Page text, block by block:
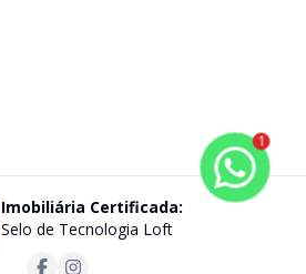
Imobiliária Certificada:
Selo de Tecnologia Loft
1